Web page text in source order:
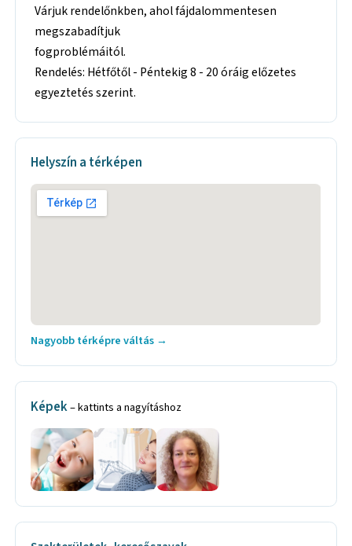
Várjuk rendelőnkben, ahol fájdalommentesen
megszabadítjuk
fogproblémáitól.
Rendelés: Hétfőtől - Péntekig 8 - 20 óráig előzetes
egyeztetés szerint.
Helyszín a térképen
Nagyobb térképre váltás →
Képek– kattints a nagyításhoz